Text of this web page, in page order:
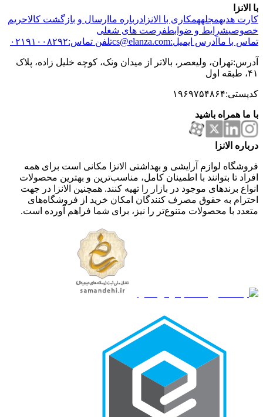
با الانزا
کارت هدیهمجلههمکاری با الانزا درباره ما ارسال و بازگشت کالاحریم
خصوصیشرایط و ضوابطفرصت های شغلی
تماس با ما آدرس ایمیل:cs@elanza.com تلفن تماس:۰۲۱۹۱۰۰۸۲۹۲
آدرس:تهران، ولیعصر، بالاتر از میدان ونک، کوچه خلیل زاده، پلاک
۴۱، طبقه اول
کدپستی:۱۹۶۹۷۵۴۸۶۴
با ما همراه باشید
درباره الانزا
فروشگاه لوازم آرایشی و بهداشتی الانزا مکانی است برای همه
افراد تا بتوانند با اطمینان کامل، مناسب‌ترین و بهترین محصولات
انواع برندهای موجود در بازار را تهیه کنند. همچنین الانزا در جهت
احترام به حقوق مصرف کنندگان امکان خرید از فروشگاه‌های
متعدد با محصولات متنوع‌تر را نیز، برای شما فراهم آورده است.